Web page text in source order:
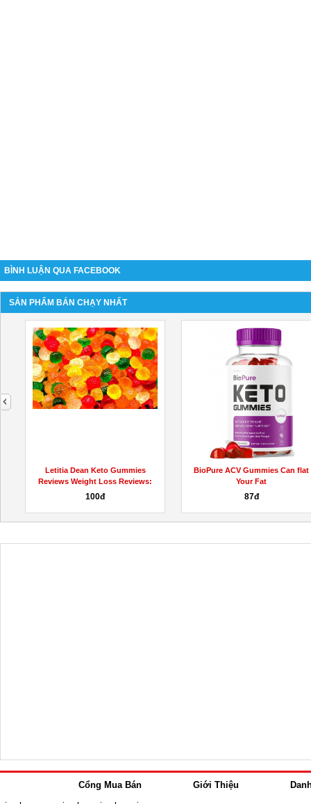
BÌNH LUẬN QUA FACEBOOK
SẢN PHẨM BÁN CHẠY NHẤT
Letitia Dean Keto Gummies
Reviews Weight Loss Reviews:
SCAM...
100đ
BioPure ACV Gummies Can flat
Your Fat
87đ
next
Cổng Mua Bán Giới Thiệu